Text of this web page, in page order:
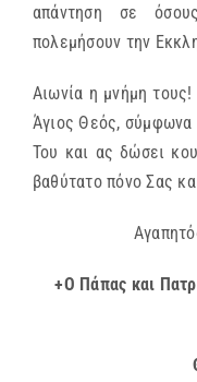
απάντηση σε
πολεμήσουν την
Αιωνία η μνήμη
Άγιος Θεός, σύμφωνα
Του και ας δώσει
βαθύτατο πόνο Σας
+Ο Πάπας και